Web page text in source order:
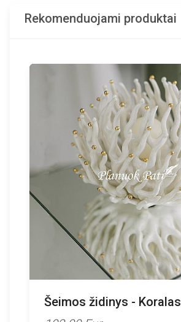
Rekomenduojami produktai
Šeimos židinys - Koralas